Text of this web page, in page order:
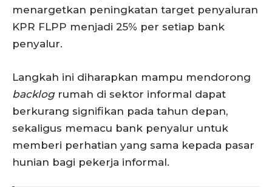
menargetkan peningkatan target penyaluran
KPR FLPP menjadi 25% per setiap bank
penyalur.
Langkah ini diharapkan mampu mendorong
backlogrumah di sektor informal dapat
berkurang signifikan pada tahun depan,
sekaligus memacu bank penyalur untuk
memberi perhatian yang sama kepada pasar
hunian bagi pekerja informal.